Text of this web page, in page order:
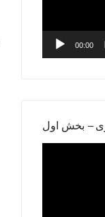
00:00
– بخش اول